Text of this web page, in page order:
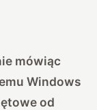
mówiąc
Windows
od